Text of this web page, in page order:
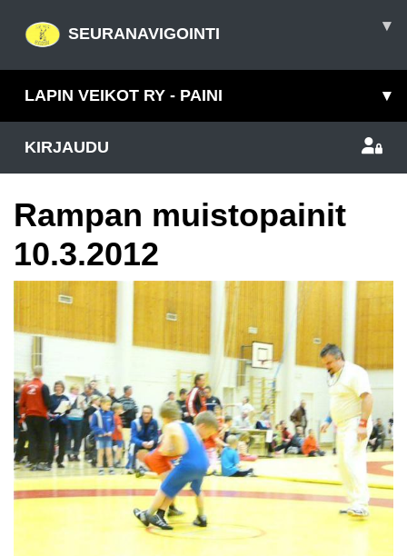
SEURANAVIGOINTI ▾
LAPIN VEIKOT RY - PAINI ▾
KIRJAUDU
Rampan muistopainit
10.3.2012